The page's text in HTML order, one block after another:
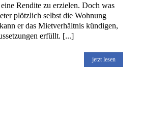
Rendite zu erzielen. Doch was
plötzlich selbst die Wohnung
er das Mietverhältnis kündigen,
erfüllt. [...]
jetzt lesen